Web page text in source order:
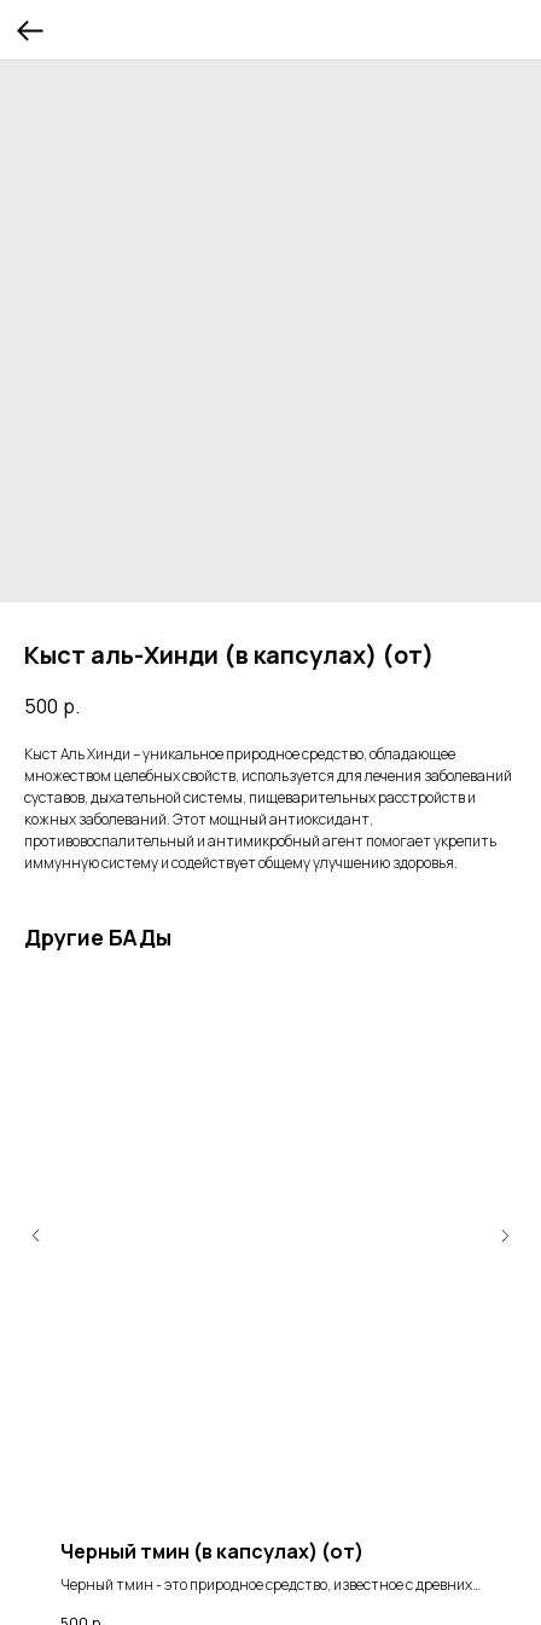
Кыст аль-Хинди (в капсулах) (от)
500 р.
Кыст Аль Хинди – уникальное природное средство, обладающее
множеством целебных свойств, используется для лечения заболеваний
суставов, дыхательной системы, пищеварительных расстройств и
кожных заболеваний. Этот мощный антиоксидант,
противовоспалительный и антимикробный агент помогает укрепить
иммунную систему и содействует общему улучшению здоровья.
Другие БАДы
Черный тмин (в капсулах) (от)
Черный тмин - это природное средство, известное с древних